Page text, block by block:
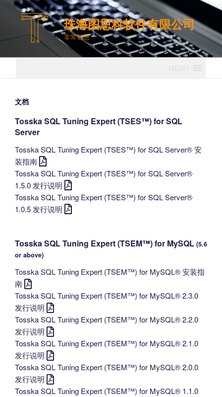
珠海图思科软件有限公司
非常智慧
文档
Tosska SQL Tuning Expert (TSES™) for SQL
Server
Tosska SQL Tuning Expert (TSES™) for SQL Server® 安
装指南
Tosska SQL Tuning Expert (TSES™) for SQL Server®
1.5.0 发行说明
Tosska SQL Tuning Expert (TSES™) for SQL Server®
1.0.5 发行说明
Tosska SQL Tuning Expert (TSEM™) for MySQL (5.6
or above)
Tosska SQL Tuning Expert (TSEM™) for MySQL® 安装指
南
Tosska SQL Tuning Expert (TSEM™) for MySQL® 2.3.0
发行说明
Tosska SQL Tuning Expert (TSEM™) for MySQL® 2.2.0
发行说明
Tosska SQL Tuning Expert (TSEM™) for MySQL® 2.1.0
发行说明
Tosska SQL Tuning Expert (TSEM™) for MySQL® 2.0.0
发行说明
Tosska SQL Tuning Expert (TSEM™) for MySQL® 1.1.0